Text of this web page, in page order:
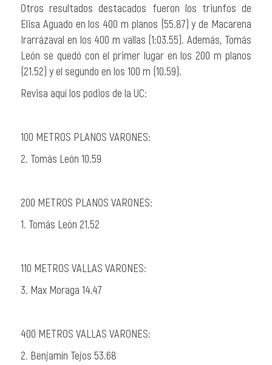
Otros resultados destacados fueron los triunfos de
Elisa Aguado en los 400 m planos (55.87) y de Macarena
Irarrázaval en los 400 m vallas (1:03.55). Además, Tomás
León se quedó con el primer lugar en los 200 m planos
(21.52) y el segundo en los 100 m (10.59).
Revisa aquí los podios de la UC:
100 METROS PLANOS VARONES:
2. Tomás León 10.59
200 METROS PLANOS VARONES:
1. Tomás León 21.52
110 METROS VALLAS VARONES:
3. Max Moraga 14.47
400 METROS VALLAS VARONES:
2. Benjamín Tejos 53.68